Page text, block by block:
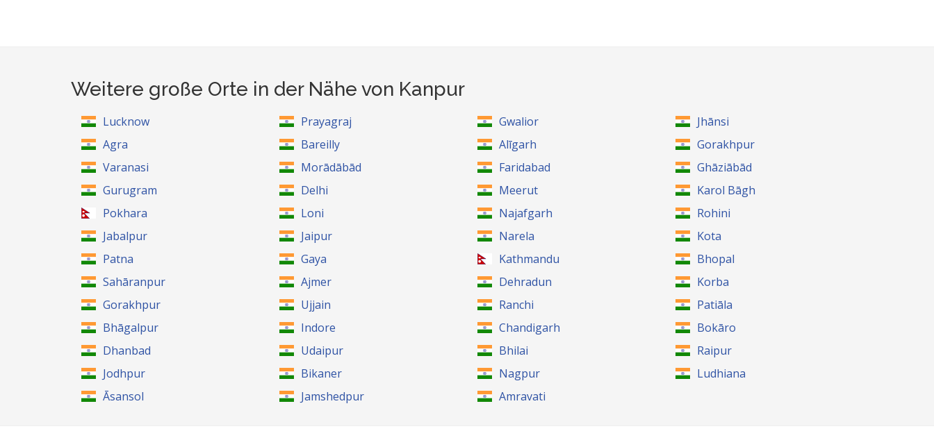
Weitere große Orte in der Nähe von Kanpur
Lucknow Prayagraj Gwalior
Jhānsi
Agra
Bareilly Alīgarh
Gorakhpur
Varanasi
Morādābād Faridabad
Ghāziābād
Gurugram
Delhi Meerut
Karol Bāgh
Pokhara
Loni Najafgarh
Rohini
Jabalpur
Jaipur Narela
Kota
Patna
Gaya Kathmandu
Bhopal
Sahāranpur
Ajmer Dehradun
Korba
Gorakhpur
Ujjain Ranchi
Patiāla
Bhāgalpur
Indore Chandigarh
Bokāro
Dhanbad
Udaipur Bhilai
Raipur
Jodhpur
Bikaner Nagpur
Ludhiana
Āsansol
Jamshedpur Amravati